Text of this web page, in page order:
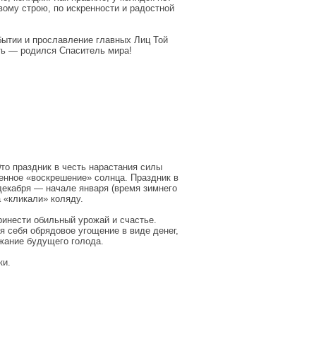
строю, по искренности и радостной
и прославление главных Лиц Той
— родился Спаситель мира!
праздник в честь нарастания силы
«воскрешение» солнца. Праздник в
— начале января (время зимнего
коляду.
обильный урожай и счастье.
обрядовое угощение в виде денег,
будущего голода.